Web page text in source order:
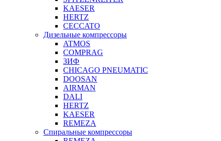
KAESER
HERTZ
CECCATO
Дизельные компрессоры
ATMOS
COMPRAG
ЗИФ
CHICAGO PNEUMATIC
DOOSAN
AIRMAN
DALI
HERTZ
KAESER
REMEZA
Спиральные компрессоры